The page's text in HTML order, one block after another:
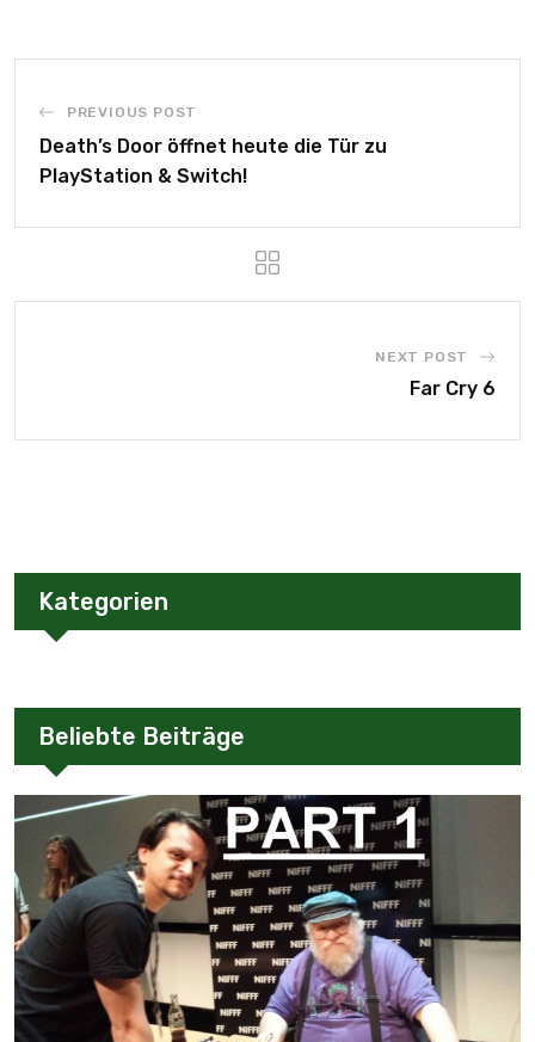
PREVIOUS POST
Death’s Door öffnet heute die Tür zu
PlayStation & Switch!
NEXT POST
Far Cry 6
Kategorien
Beliebte Beiträge